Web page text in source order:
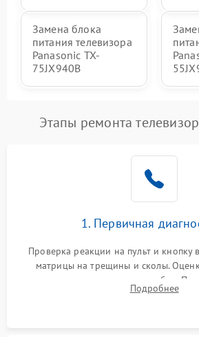
Замена блока
питания телевизора
Panasonic TX-
75JX940B
Этапы ремонта
1. Первичная
Проверка реакции на пульт и кнопку
матрицы на трещины и сколы.
подсветки и индикаторов ошибок.
источников сигнала для выявления
Подробнее